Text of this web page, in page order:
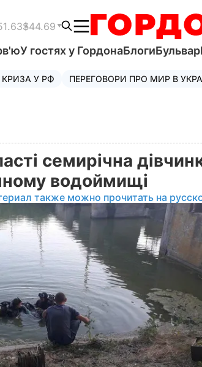
$44.69
У гостях у ГордонаБлогиБульвар
У РФ ПЕРЕГОВОРИ ПРО МИР В
семирічна
водоймищі
также можно прочитать на